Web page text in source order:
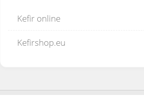
Kefir online
Kefirshop.eu